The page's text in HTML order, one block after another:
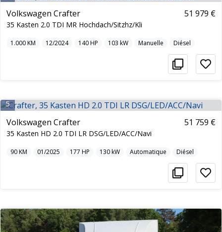
Volkswagen Crafter
35 Kasten 2.0 TDI MR Hochdach/Sitzhz/Kli
51 979 €
1.000KM 12/2024 140HP 103 kW Manuelle Diésel
5
Volkswagen Crafter
35 Kasten HD 2.0 TDI LR DSG/LED/ACC/Navi
51 759 €
90KM 01/2025 177 HP 130kW Automatique Diésel